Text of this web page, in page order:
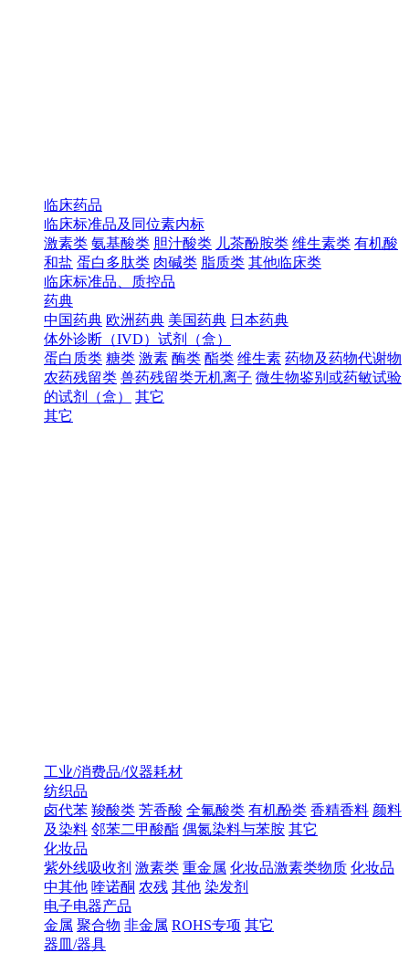
临床药品
临床标准品及同位素内标
激素类 氨基酸类 胆汁酸类 儿茶酚胺类 维生素类 有机酸
和盐 蛋白多肽类 肉碱类 脂质类 其他临床类
临床标准品、质控品
药典
中国药典 欧洲药典 美国药典 日本药典
体外诊断（IVD）试剂（盒）
蛋白质类 糖类 激素 酶类 酯类 维生素 药物及药物代谢物
农药残留类 兽药残留类无机离子 微生物鉴别或药敏试验
的试剂（盒）
其它
其它
工业/消费品/仪器耗材
纺织品
卤代苯 羧酸类 芳香酸 全氟酸类 有机酚类 香精香料 颜料
及染料 邻苯二甲酸酯 偶氮染料与苯胺 其它
化妆品
紫外线吸收剂 激素类 重金属 化妆品激素类物质 化妆品
中其他 喹诺酮 农残 其他 染发剂
电子电器产品
金属 聚合物 非金属 ROHS专项 其它
器皿/器具